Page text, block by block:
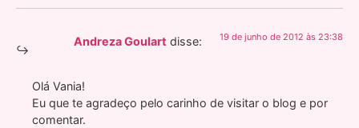
Andreza Goulart disse: 19 de junho de 2012 às 23:38
Olá Vania!
Eu que te agradeço pelo carinho de visitar o blog e por
comentar.